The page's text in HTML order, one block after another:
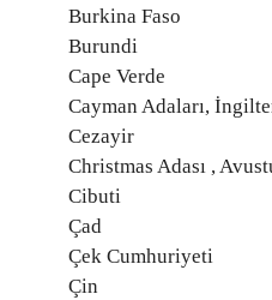
Burkina Faso
Burundi
Cape Verde
Cayman Adaları,
Cezayir
Christmas Adası ,
Cibuti
Çad
Çek Cumhuriyeti
Çin